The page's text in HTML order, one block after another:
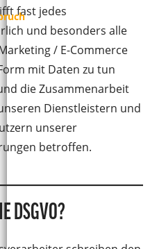
fast jedes
und besonders alle
/ E-Commerce
mit Daten zu tun
die Zusammenarbeit
Dienstleistern und
unserer
betroffen.
DSGVO?